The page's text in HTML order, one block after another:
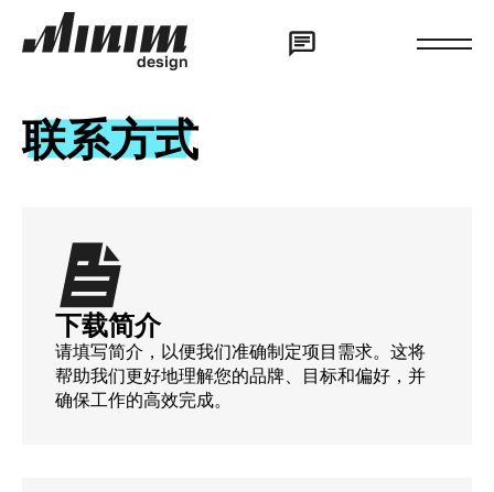
design
联系方式
下载简介
请填写简介，以便我们准确制定项目需求。这将
帮助我们更好地理解您的品牌、目标和偏好，并
确保工作的高效完成。